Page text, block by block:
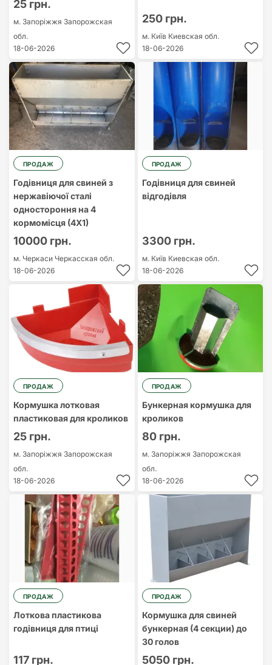
25 грн.
м. Запоріжжя Запорожская
обл.
18-06-2026
250 грн.
м. Київ Киевская обл.
18-06-2026
ПРОДАЖ
Годівниця для свиней з
нержавіючої сталі
одностороння на 4
кормомісця (4Х1)
10000 грн.
м. Черкаси Черкасская обл.
18-06-2026
ПРОДАЖ
Годівниця для свиней
відгодівля
3300 грн.
м. Київ Киевская обл.
18-06-2026
ПРОДАЖ
Кормушка лотковая
пластиковая для кроликов
25 грн.
м. Запоріжжя Запорожская
обл.
18-06-2026
ПРОДАЖ
Бункерная кормушка для
кроликов
80 грн.
м. Запоріжжя Запорожская
обл.
18-06-2026
ПРОДАЖ
Лоткова пластикова
годівниця для птиці
117 грн.
ПРОДАЖ
Кормушка для свиней
бункерная (4 секции) до
30 голов
5050 грн.